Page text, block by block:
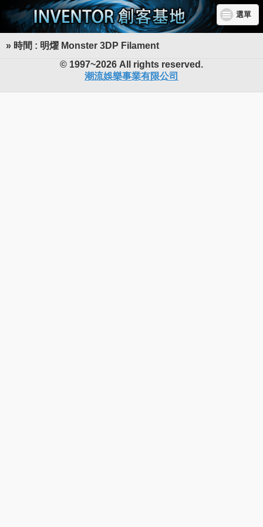
選單
» 時間 : 明燿 Monster 3DP Filament
© 1997~2026 All rights reserved.
潮流娛樂事業有限公司